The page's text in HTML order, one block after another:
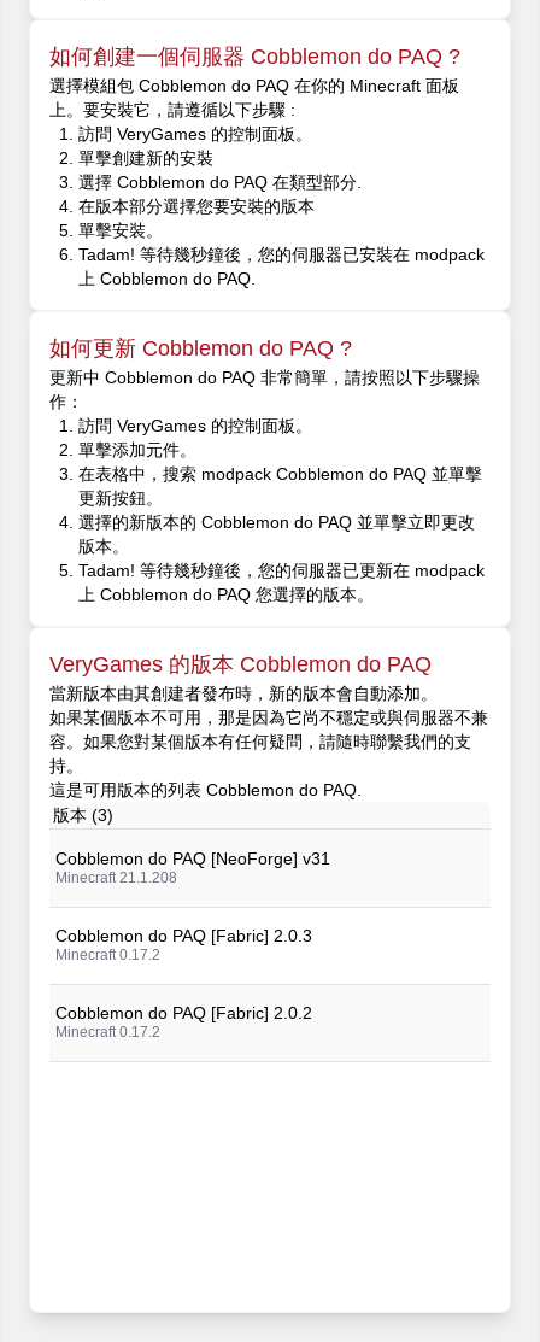
如何創建一個伺服器 Cobblemon do PAQ ?
選擇模組包 Cobblemon do PAQ 在你的 Minecraft 面板
上。要安裝它，請遵循以下步驟 :
訪問 VeryGames 的控制面板。
單擊創建新的安裝
選擇 Cobblemon do PAQ 在類型部分.
在版本部分選擇您要安裝的版本
單擊安裝。
Tadam! 等待幾秒鐘後，您的伺服器已安裝在 modpack
上 Cobblemon do PAQ.
如何更新 Cobblemon do PAQ ?
更新中 Cobblemon do PAQ 非常簡單，請按照以下步驟操
作：
訪問 VeryGames 的控制面板。
單擊添加元件。
在表格中，搜索 modpack Cobblemon do PAQ 並單擊
更新按鈕。
選擇的新版本的 Cobblemon do PAQ 並單擊立即更改
版本。
Tadam! 等待幾秒鐘後，您的伺服器已更新在 modpack
上 Cobblemon do PAQ 您選擇的版本。
VeryGames 的版本 Cobblemon do PAQ
當新版本由其創建者發布時，新的版本會自動添加。
如果某個版本不可用，那是因為它尚不穩定或與伺服器不兼
容。如果您對某個版本有任何疑問，請隨時聯繫我們的支
持。
這是可用版本的列表 Cobblemon do PAQ.
版本 (3)
Cobblemon do PAQ [NeoForge] v31
Minecraft 21.1.208
Cobblemon do PAQ [Fabric] 2.0.3
Minecraft 0.17.2
Cobblemon do PAQ [Fabric] 2.0.2
Minecraft 0.17.2